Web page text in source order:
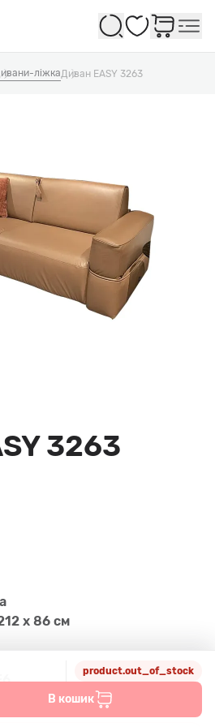
Обране
ліжкаДиван EASY 3263
3263
x 86 см
product.out_of_stock
В кошик